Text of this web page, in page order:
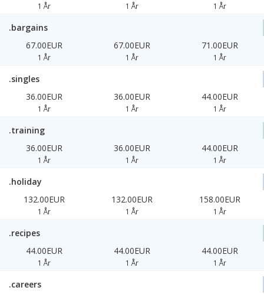
1 År 1 År 1 År
.bargains
67.00EUR
1 År
67.00EUR
1 År
71.00EUR
1 År
.singles
36.00EUR
1 År
36.00EUR
1 År
44.00EUR
1 År
.training
36.00EUR
1 År
36.00EUR
1 År
44.00EUR
1 År
.holiday
132.00EUR
1 År
132.00EUR
1 År
158.00EUR
1 År
.recipes
44.00EUR
1 År
44.00EUR
1 År
44.00EUR
1 År
.careers